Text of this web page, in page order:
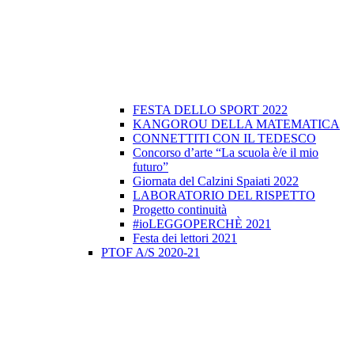
FESTA DELLO SPORT 2022
KANGOROU DELLA MATEMATICA
CONNETTITI CON IL TEDESCO
Concorso d’arte “La scuola è/e il mio
futuro”
Giornata del Calzini Spaiati 2022
LABORATORIO DEL RISPETTO
Progetto continuità
#ioLEGGOPERCHÈ 2021
Festa dei lettori 2021
PTOF A/S 2020-21